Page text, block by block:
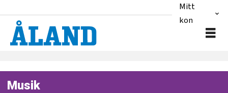
Mitt
konto
Musik